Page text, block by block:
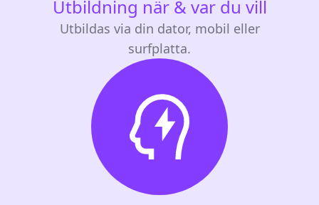
Utbildning när & var du vill
Utbildas via din dator, mobil eller
surfplatta.